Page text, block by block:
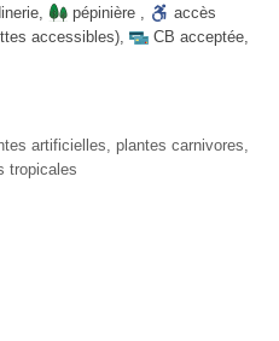
, pépinière ,
accès
accessibles), CB acceptée,
artificielles, plantes carnivores,
tropicales